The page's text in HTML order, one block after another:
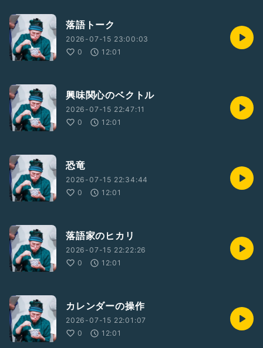
落語トーク
2026-07-15 23:00:03
0
12:01
興味関心のベクトル
2026-07-15 22:47:11
0
12:01
恐竜
2026-07-15 22:34:44
0
12:01
落語家のヒカリ
2026-07-15 22:22:26
0
12:01
カレンダーの操作
2026-07-15 22:01:07
0
12:01